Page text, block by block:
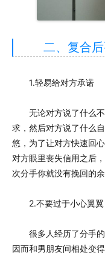
二、复合后
1.轻易给对方承诺
无论对方说了什么不
求，然后对方说了什么
悠，为了让对方快速回
对方眼里丧失信用之后
次分手你就没有挽回的余
2.不要过于小心翼翼
很多人经历了分手的
因而和男朋友间相处变